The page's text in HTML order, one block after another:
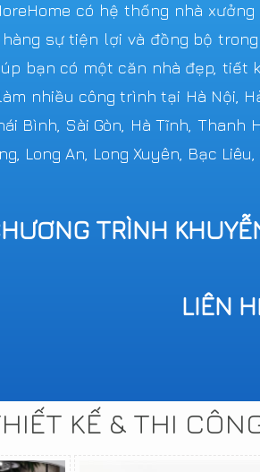
có hệ thống nhà
hàng sự tiện lợi và đồng bộ
bạn có một căn nhà đẹp, tiết
nhiều công trình tại Hà Nội,
Bình, Sài Gòn, Hà Tĩnh, Thanh
Long An, Long Xuyên, Bạc
TRÌNH
LIÊN
KẾ & THI